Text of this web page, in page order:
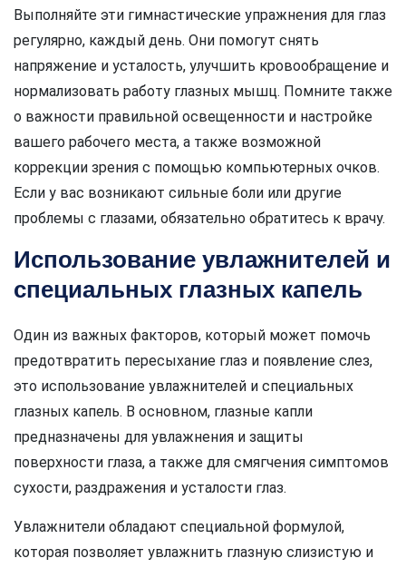
Выполняйте эти гимнастические упражнения для глаз
регулярно, каждый день. Они помогут снять
напряжение и усталость, улучшить кровообращение и
нормализовать работу глазных мышц. Помните также
о важности правильной освещенности и настройке
вашего рабочего места, а также возможной
коррекции зрения с помощью компьютерных очков.
Если у вас возникают сильные боли или другие
проблемы с глазами, обязательно обратитесь к врачу.
Использование увлажнителей и
специальных глазных капель
Один из важных факторов, который может помочь
предотвратить пересыхание глаз и появление слез,
это использование увлажнителей и специальных
глазных капель. В основном, глазные капли
предназначены для увлажнения и защиты
поверхности глаза, а также для смягчения симптомов
сухости, раздражения и усталости глаз.
Увлажнители обладают специальной формулой,
которая позволяет увлажнить глазную слизистую и